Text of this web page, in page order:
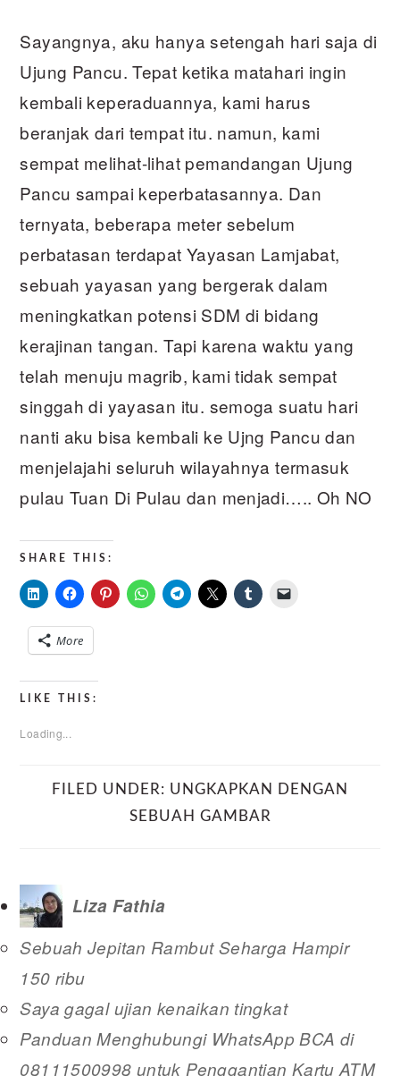
Sayangnya, aku hanya setengah hari saja di
Ujung Pancu. Tepat ketika matahari ingin
kembali keperaduannya, kami harus
beranjak dari tempat itu. namun, kami
sempat melihat-lihat pemandangan Ujung
Pancu sampai keperbatasannya. Dan
ternyata, beberapa meter sebelum
perbatasan terdapat Yayasan Lamjabat,
sebuah yayasan yang bergerak dalam
meningkatkan potensi SDM di bidang
kerajinan tangan. Tapi karena waktu yang
telah menuju magrib, kami tidak sempat
singgah di yayasan itu. semoga suatu hari
nanti aku bisa kembali ke Ujng Pancu dan
menjelajahi seluruh wilayahnya termasuk
pulau Tuan Di Pulau dan menjadi….. Oh NO
SHARE THIS:
More
LIKE THIS:
Loading...
FILED UNDER: UNGKAPKAN DENGAN
SEBUAH GAMBAR
Liza Fathia
Sebuah Jepitan Rambut Seharga Hampir
150 ribu
Saya gagal ujian kenaikan tingkat
Panduan Menghubungi WhatsApp BCA di
08111500998 untuk Penggantian Kartu ATM